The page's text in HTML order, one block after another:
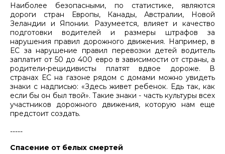
Наиболее безопасными, по статистике, являются
дороги стран Европы, Канады, Австралии, Новой
Зеландии и Японии. Разумеется, влияет и качество
подготовки водителей и размеры штрафов за
нарушения правил дорожного движения. Например, в
ЕС за нарушение правил перевозки детей водитель
заплатит от 50 до 400 евро в зависимости от страны, а
родители-рецидивисты платят вдвое дороже. В
странах ЕС на газоне рядом с домами можно увидеть
знаки с надписью: «Здесь живет ребенок. Едь так, как
если бы он был твой». Такие знаки - часть культуры всех
участников дорожного движения, которую нам еще
предстоит создать.
-----
Спасение от белых смертей